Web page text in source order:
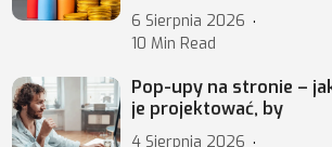
6 Sierpnia 2026
10 Min Read
Pop-upy na stronie –
je projektować, by
4 Sierpnia 2026